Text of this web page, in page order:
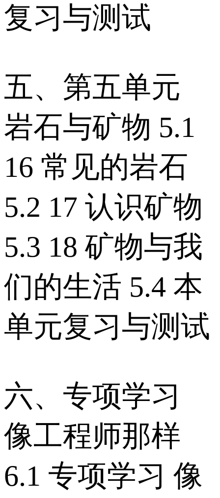
复习与测试
五、第五单元
岩石与矿物 5.1
16 常见的岩石
5.2 17 认识矿物
5.3 18 矿物与我
们的生活 5.4 本
单元复习与测试
六、专项学习
像工程师那样
6.1 专项学习 像